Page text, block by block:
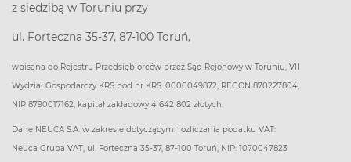
z siedzibą w Toruniu przy
ul. Forteczna 35-37, 87-100 Toruń,
wpisana do Rejestru Przedsiębiorców przez Sąd Rejonowy w Toruniu, VII
Wydział Gospodarczy KRS pod nr KRS: 0000049872, REGON 870227804,
NIP 8790017162, kapitał zakładowy 4 642 802 złotych.
Dane NEUCA S.A. w zakresie dotyczącym: rozliczania podatku VAT:
Neuca Grupa VAT, ul. Forteczna 35-37, 87-100 Toruń, NIP: 1070047823